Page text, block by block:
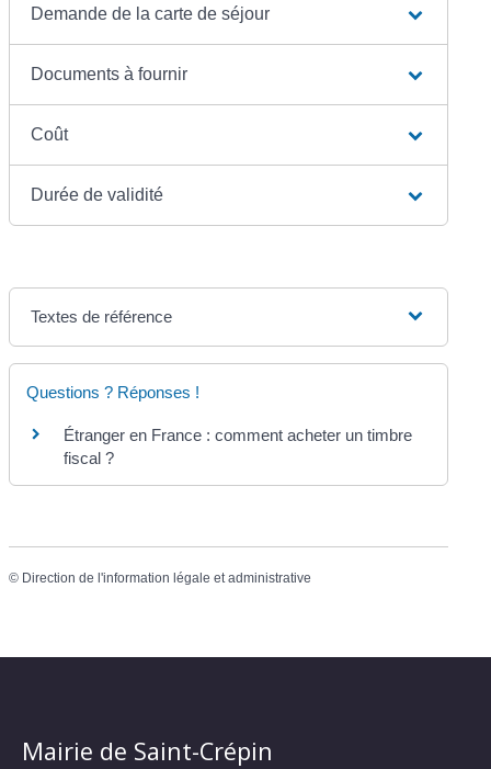
Demande de la carte de séjour
Documents à fournir
Coût
Durée de validité
Textes de référence
Questions ? Réponses !
Étranger en France : comment acheter un timbre
fiscal ?
© Direction de l'information légale et administrative
Mairie de Saint-Crépin